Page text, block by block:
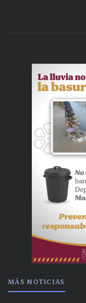
MÁS NOTICIAS